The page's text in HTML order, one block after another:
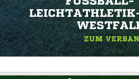
EICHTATHLETIK-
ZUM